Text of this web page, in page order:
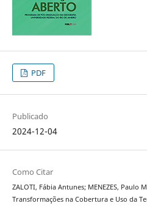
PDF
Publicado
2024-12-04
Como Citar
ZALOTI, Fábia Antunes; MENEZES, Paulo
Transformações na Cobertura e Uso da